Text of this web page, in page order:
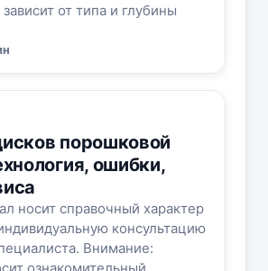
от типа и глубины
порошковой
ошибки,
носит справочный характер
консультацию
Внимание: